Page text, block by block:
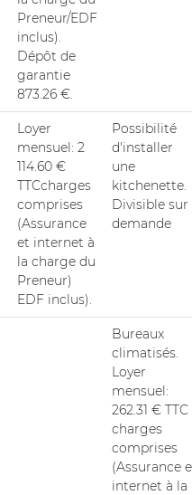
Preneur/EDF
inclus).
Dépôt de
garantie
873.26 €.
Loyer
mensuel: 2
114.60 €
TTCcharges
comprises
(Assurance
et internet à
la charge du
Preneur)
EDF inclus).
Possibilité
d'installer
une
kitchenette.
Divisible sur
demande
Bureaux
climatisés.
Loyer
mensuel:
262.31 € TTC
charges
comprises
(Assurance
internet à la